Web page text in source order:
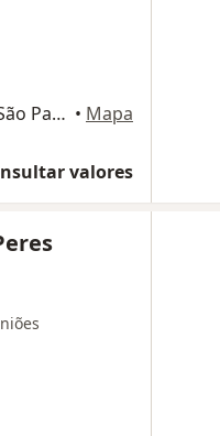
Rua Domingos de Morais, 2747, São Paulo • Mapa
valores